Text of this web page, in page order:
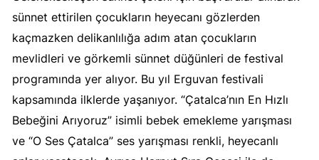
sünnet ettirilen çocukların heyecanı gözlerden
kaçmazken delikanlılığa adım atan çocukların
mevlidleri ve görkemli sünnet düğünleri de festival
programında yer alıyor. Bu yıl Erguvan festivali
kapsamında ilklerde yaşanıyor. “Çatalca’nın En Hızlı
Bebeğini Arıyoruz” isimli bebek emekleme yarışması
ve “O Ses Çatalca” ses yarışması renkli, heyecanlı